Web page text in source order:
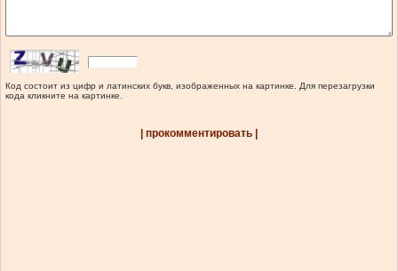
Код состоит из цифр и латинских букв, изображенных на картинке. Для перезагрузки
кода кликните на картинке.
| прокомментировать |